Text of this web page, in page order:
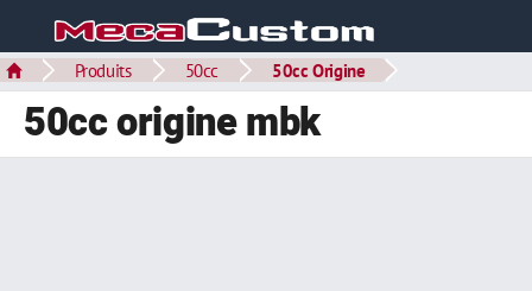
Produits 50cc 50cc Origine
50cc origine mbk